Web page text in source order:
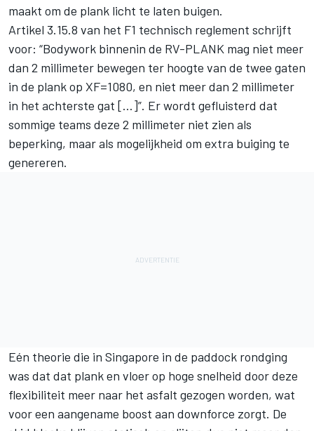
maakt om de plank licht te laten buigen.
Artikel 3.15.8 van het F1 technisch reglement schrijft
voor: “Bodywork binnenin de RV-PLANK mag niet meer
dan 2 millimeter bewegen ter hoogte van de twee gaten
in de plank op XF=1080, en niet meer dan 2 millimeter
in het achterste gat […]”. Er wordt gefluisterd dat
sommige teams deze 2 millimeter niet zien als
beperking, maar als mogelijkheid om extra buiging te
genereren.
Eén theorie die in Singapore in de paddock rondging
was dat dat plank en vloer op hoge snelheid door deze
flexibiliteit meer naar het asfalt gezogen worden, wat
voor een aangename boost aan downforce zorgt. De